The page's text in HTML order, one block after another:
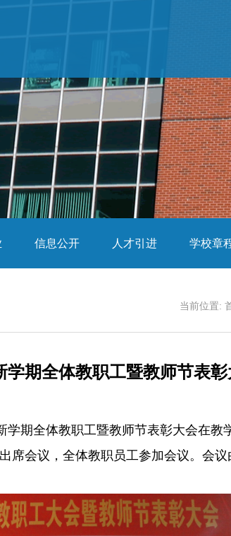
信息公开 人才引进 学校章
当前位置:
学期全体教职工暨教师节表彰
期全体教职工暨教师节表彰大会在教
席会议，全体教职员工参加会议。会议